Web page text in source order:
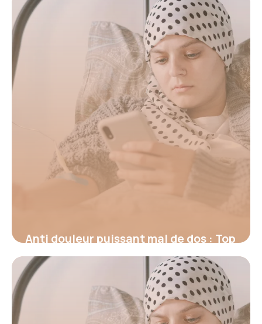
18 juin 2026
Anti douleur puissant mal de dos : Top
2026
17 juin 2026